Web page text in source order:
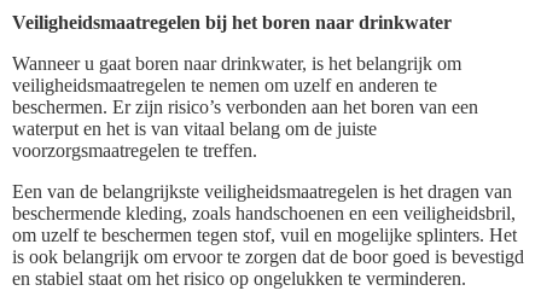
Veiligheidsmaatregelen bij het boren naar drinkwater
Wanneer u gaat boren naar drinkwater, is het belangrijk om
veiligheidsmaatregelen te nemen om uzelf en anderen te
beschermen. Er zijn risico’s verbonden aan het boren van een
waterput en het is van vitaal belang om de juiste
voorzorgsmaatregelen te treffen.
Een van de belangrijkste veiligheidsmaatregelen is het dragen van
beschermende kleding, zoals handschoenen en een veiligheidsbril,
om uzelf te beschermen tegen stof, vuil en mogelijke splinters. Het
is ook belangrijk om ervoor te zorgen dat de boor goed is bevestigd
en stabiel staat om het risico op ongelukken te verminderen.